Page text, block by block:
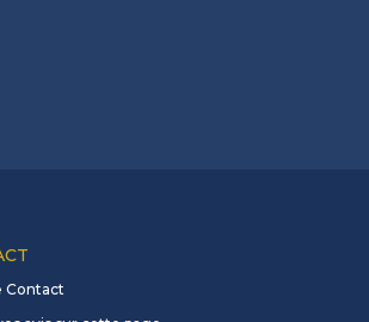
Contact